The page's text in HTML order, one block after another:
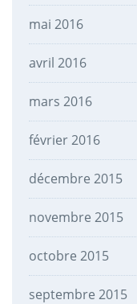
mai 2016
avril 2016
mars 2016
février 2016
décembre 2015
novembre 2015
octobre 2015
septembre 2015